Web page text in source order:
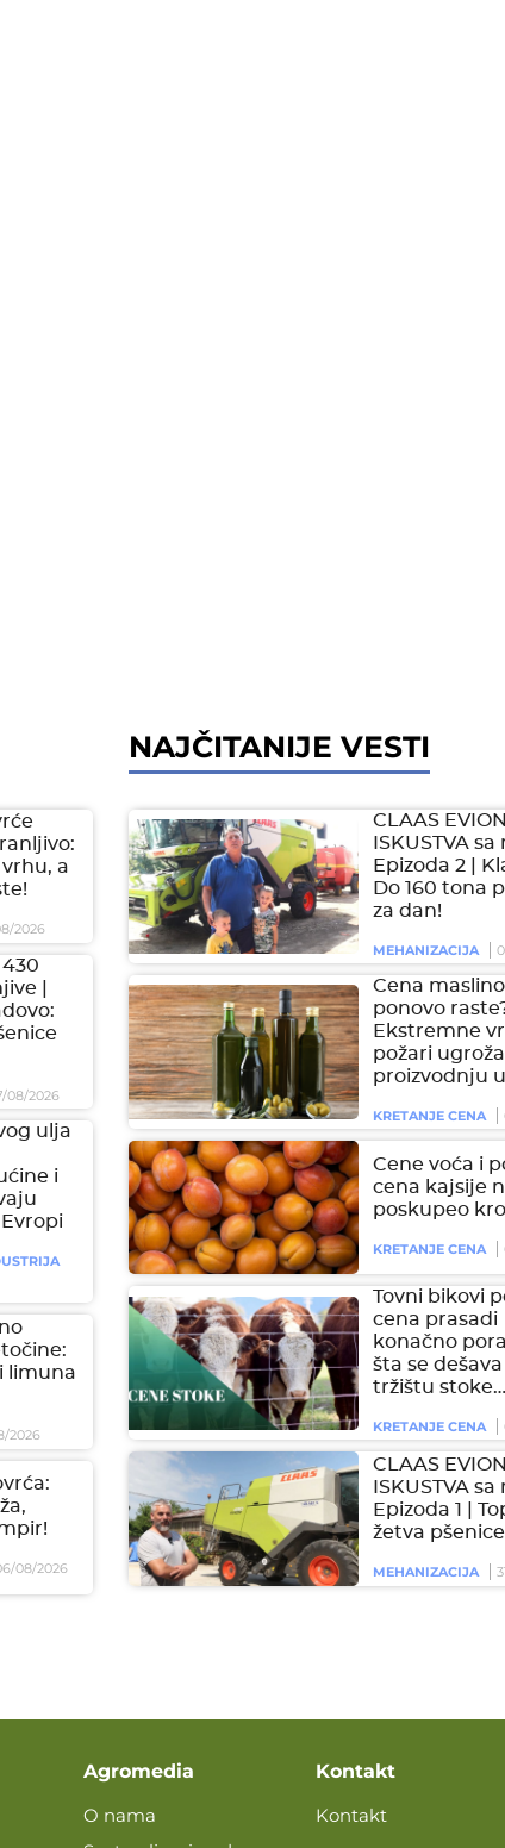
a
2026
430
|
08/2026
ulja
i
limuna
2026
08/2026
NAJČITANIJE VESTI
CLAAS
ISKUSTVA sa
Epizoda 2 |
Do 160 tona
za dan!
MEHANIZACIJA
Cena
ponovo
Ekstremne
požari
proizvodnju
KRETANJE CENA
Cene voća i
cena kajsije
poskupeo
KRETANJE CENA
Tovni bikovi
cena prasadi
konačno
šta se
tržištu stoke…
KRETANJE CENA
CLAAS
ISKUSTVA sa
Epizoda 1 |
žetva pšenice
MEHANIZACIJA
Agromedia
O nama
Kontakt
Kontakt